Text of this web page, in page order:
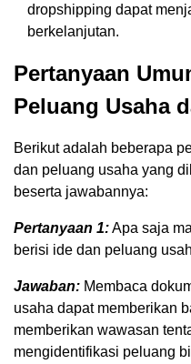
dropshipping dapat
berkelanjutan.
Pertanyaan
Peluang Usaha
Berikut adalah beberapa
dan peluang usaha yang
beserta jawabannya:
Pertanyaan 1:Apa saja
berisi ide dan peluang
Jawaban: Membaca
usaha dapat memberikan
memberikan wawasan
mengidentifikasi peluang